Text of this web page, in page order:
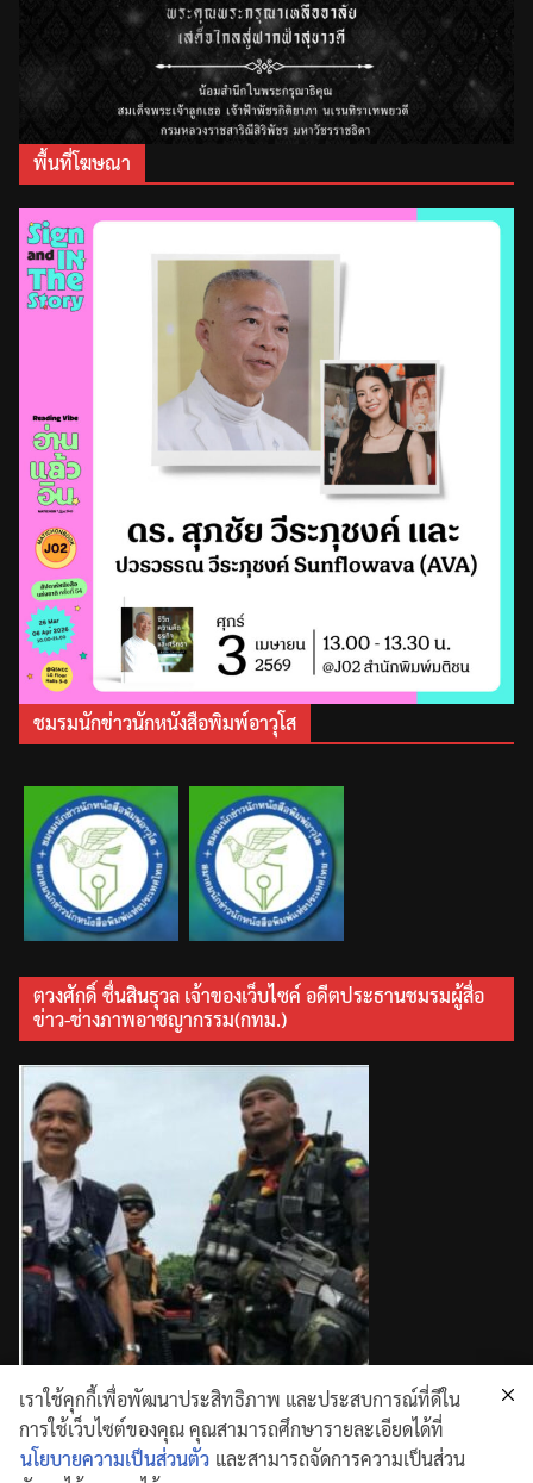
พื้นที่โฆษณา
ชมรมนักข่าวนักหนังสือพิมพ์อาวุโส
ตวงศักดิ์ ชื่นสินธุวล เจ้าของเว็บไซค์ อดีตประธานชมรมผู้สื่อ
ข่าว-ช่างภาพอาชญากรรม(กทม.)
เราใช้คุกกี้เพื่อพัฒนาประสิทธิภาพ และประสบการณ์ที่ดีใน
การใช้เว็บไซต์ของคุณ คุณสามารถศึกษารายละเอียดได้ที่
นโยบายความเป็นส่วนตัว และสามารถจัดการความเป็นส่วน